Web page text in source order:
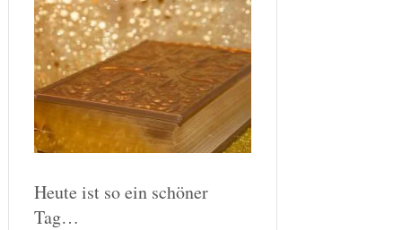
Heute ist so ein schöner
Tag…